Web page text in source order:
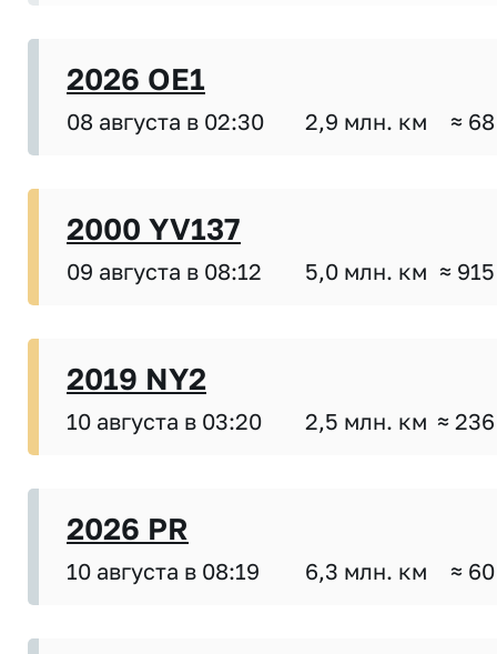
2026 OE1
08 августа в 02:30 2,9 млн. км ≈
2000 YV137
09 августа в 08:12 5,0 млн. км ≈
2019 NY2
10 августа в 03:20 2,5 млн. км ≈
2026 PR
10 августа в 08:19 6,3 млн. км ≈